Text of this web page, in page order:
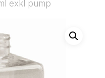
exkl pump